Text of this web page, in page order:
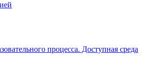
процесса. Доступная среда